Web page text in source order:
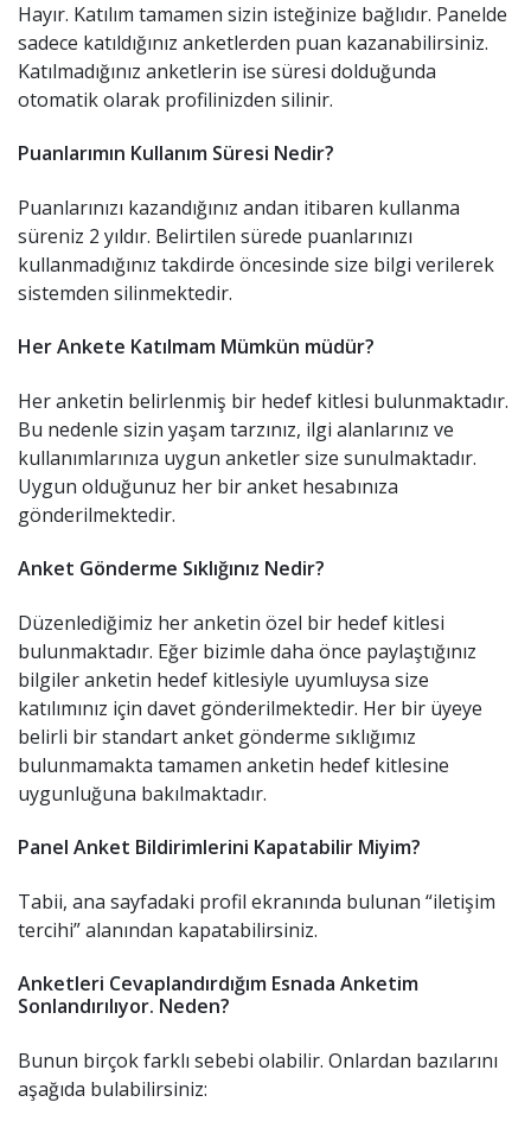
Hayır. Katılım tamamen sizin isteğinize bağlıdır. Panelde
sadece katıldığınız anketlerden puan kazanabilirsiniz.
Katılmadığınız anketlerin ise süresi dolduğunda
otomatik olarak profilinizden silinir.
Puanlarımın Kullanım Süresi Nedir?
Puanlarınızı kazandığınız andan itibaren kullanma
süreniz 2 yıldır. Belirtilen sürede puanlarınızı
kullanmadığınız takdirde öncesinde size bilgi verilerek
sistemden silinmektedir.
Her Ankete Katılmam Mümkün müdür?
Her anketin belirlenmiş bir hedef kitlesi bulunmaktadır.
Bu nedenle sizin yaşam tarzınız, ilgi alanlarınız ve
kullanımlarınıza uygun anketler size sunulmaktadır.
Uygun olduğunuz her bir anket hesabınıza
gönderilmektedir.
Anket Gönderme Sıklığınız Nedir?
Düzenlediğimiz her anketin özel bir hedef kitlesi
bulunmaktadır. Eğer bizimle daha önce paylaştığınız
bilgiler anketin hedef kitlesiyle uyumluysa size
katılımınız için davet gönderilmektedir. Her bir üyeye
belirli bir standart anket gönderme sıklığımız
bulunmamakta tamamen anketin hedef kitlesine
uygunluğuna bakılmaktadır.
Panel Anket Bildirimlerini Kapatabilir Miyim?
Tabii, ana sayfadaki profil ekranında bulunan “iletişim
tercihi” alanından kapatabilirsiniz.
Anketleri Cevaplandırdığım Esnada Anketim
Sonlandırılıyor. Neden?
Bunun birçok farklı sebebi olabilir. Onlardan bazılarını
aşağıda bulabilirsiniz: